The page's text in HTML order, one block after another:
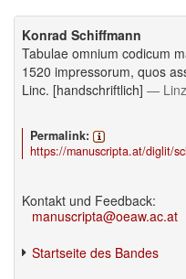
Konrad Schiffmann
Tabulae omnium codicum
1520 impressorum, quos
Linc. [handschriftlich] —
Permalink:
https://manuscripta.at/diglit/
Kontakt und Feedback:
manuscripta@oeaw.ac.at
Startseite des Bandes